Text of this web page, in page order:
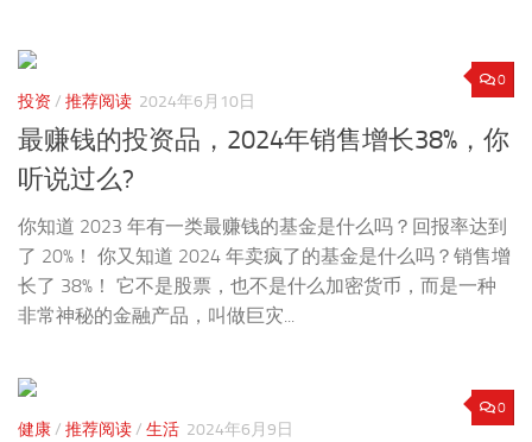
0
投资 / 推荐阅读 2024年6月10日
最赚钱的投资品，2024年销售增长38%，你
听说过么?
你知道 2023 年有一类最赚钱的基金是什么吗？回报率达到
了 20%！ 你又知道 2024 年卖疯了的基金是什么吗？销售增
长了 38%！ 它不是股票，也不是什么加密货币，而是一种
非常神秘的金融产品，叫做巨灾...
0
健康/ 推荐阅读/ 生活 2024年6月9日